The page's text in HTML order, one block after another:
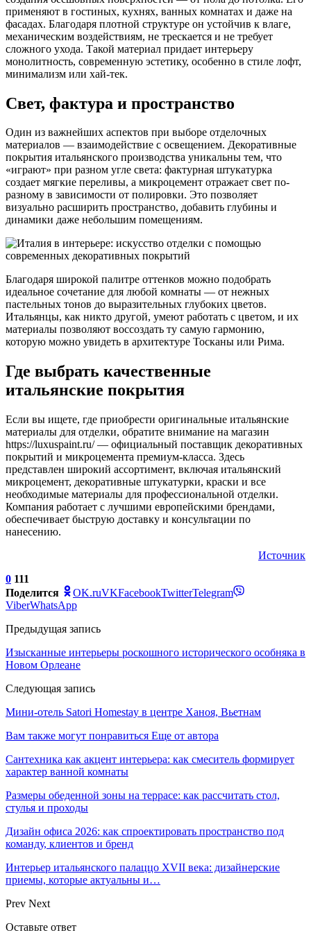
применяют в гостиных, кухнях, ванных комнатах и даже на
фасадах. Благодаря плотной структуре он устойчив к влаге,
механическим воздействиям, не трескается и не требует
сложного ухода. Такой материал придает интерьеру
монолитность, современную эстетику, особенно в стиле лофт,
минимализм или хай-тек.
Свет, фактура и пространство
Один из важнейших аспектов при выборе отделочных
материалов — взаимодействие с освещением. Декоративные
покрытия итальянского производства уникальны тем, что
«играют» при разном угле света: фактурная штукатурка
создает мягкие переливы, а микроцемент отражает свет по-
разному в зависимости от полировки. Это позволяет
визуально расширить пространство, добавить глубины и
динамики даже небольшим помещениям.
Благодаря широкой палитре оттенков можно подобрать
идеальное сочетание для любой комнаты — от нежных
пастельных тонов до выразительных глубоких цветов.
Итальянцы, как никто другой, умеют работать с цветом, и их
материалы позволяют воссоздать ту самую гармонию,
которую можно увидеть в архитектуре Тосканы или Рима.
Где выбрать качественные
итальянские покрытия
Если вы ищете, где приобрести оригинальные итальянские
материалы для отделки, обратите внимание на магазин
https://luxuspaint.ru/ — официальный поставщик декоративных
покрытий и микроцемента премиум-класса. Здесь
представлен широкий ассортимент, включая итальянский
микроцемент, декоративные штукатурки, краски и все
необходимые материалы для профессиональной отделки.
Компания работает с лучшими европейскими брендами,
обеспечивает быструю доставку и консультации по
нанесению.
Источник
0 111
Поделится
OK.ruVKFacebookTwitterTelegram
ViberWhatsApp
Предыдущая запись
Изысканные интерьеры роскошного исторического особняка в
Новом Орлеане
Следующая запись
Мини-отель Satori Homestay в центре Ханоя, Вьетнам
Вам также могут понравиться Еще от автора
Сантехника как акцент интерьера: как смеситель формирует
характер ванной комнаты
Размеры обеденной зоны на террасе: как рассчитать стол,
стулья и проходы
Дизайн офиса 2026: как спроектировать пространство под
команду, клиентов и бренд
Интерьер итальянского палаццо XVII века: дизайнерские
приемы, которые актуальны и…
Prev Next
Оставьте ответ